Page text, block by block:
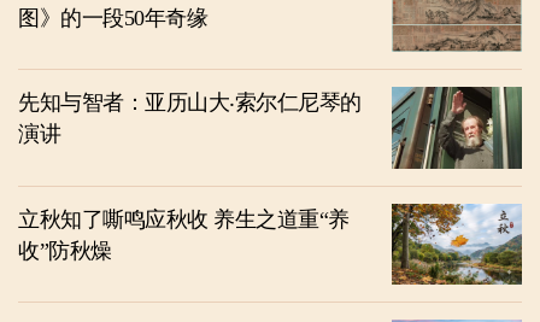
图》的一段50年奇缘
先知与智者：亚历山大‧索尔仁尼琴的
演讲
立秋知了嘶鸣应秋收 养生之道重“养
收”防秋燥